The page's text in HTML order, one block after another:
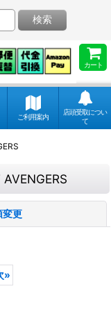
カート
検索
ご利用案内
店頭受取につい
て
変更
»